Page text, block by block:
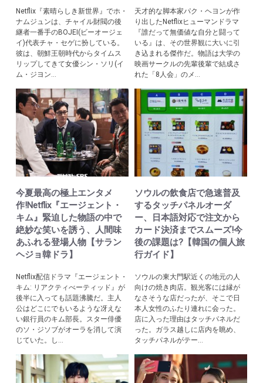
Netflix『素晴らしき新世界』でホ・
ナムジュンは、チャイル財閥の後
継者一番手のBOJEI(ビーオージェ
イ)代表チャ・セゲに扮している。
彼は、朝鮮王朝時代からタイムス
リップしてきて女優シン・ソリ(イ
ム・ジヨン...
天才的な脚本家パク・ヘヨンが作
り出したNetflixヒューマンドラマ
『誰だって無価値な自分と闘って
いる』は、その世界観に大いに引
き込まれる傑作だ。物語は大学の
映画サークルの先輩後輩で結成さ
れた「8人会」のメ...
今夏最高の極上エンタメ
作!Netflix『エージェント・
キム』緊迫した物語の中で
絶妙な笑いを誘う、人間味
あふれる登場人物【サラン
ヘジョ韓ドラ】
Netflix配信ドラマ『エージェント・
キム: リアクティべーティッド』が
後半に入っても話題沸騰だ。主人
公はどこにでもいるような冴えな
い銀行員のキム部長。スター俳優
のソ・ジソブがオーラを消して演
じていた。し...
ソウルの飲食店で急速普及
するタッチパネルオーダ
ー、日本語対応で注文から
カード決済までスムーズ!今
後の課題は?【韓国の個人旅
行ガイド】
ソウルの東大門駅近くの地元の人
向けの焼き肉店。観光客には縁が
なさそうな店だったが、そこで日
本人女性のふたり連れに会った。
店に入った理由はタッチパネルだ
った。ガラス越しに店内を眺め、
タッチパネルがテー...